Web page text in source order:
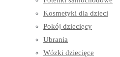
Kosmetyki dla dzieci
Pokój dziecięcy
Ubrania
Wózki dziecięce